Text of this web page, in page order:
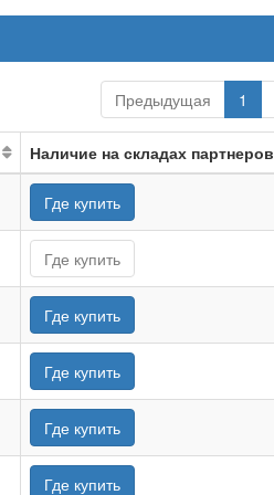
Предыдущая 1
Наличие на складах партнеров
Где купить
Где купить
Где купить
Где купить
Где купить
Где купить